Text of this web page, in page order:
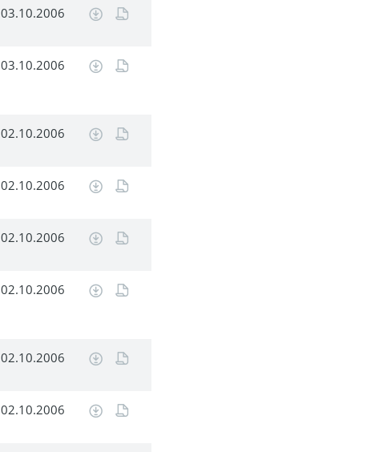
03.10.2006
03.10.2006
02.10.2006
02.10.2006
02.10.2006
02.10.2006
02.10.2006
02.10.2006